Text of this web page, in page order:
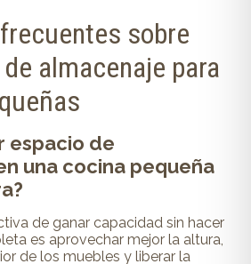
sobre
almacenaje para
espacio de
una cocina pequeña
de ganar capacidad sin hacer
es aprovechar mejor la altura,
de los muebles y liberar la